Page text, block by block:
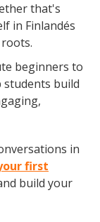
that's
in Finlandés
beginners to
students build
in
first
build your